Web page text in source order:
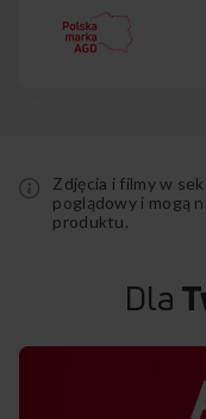
Zdjęcia i filmy w
poglądowy i mogą
produktu.
Dla